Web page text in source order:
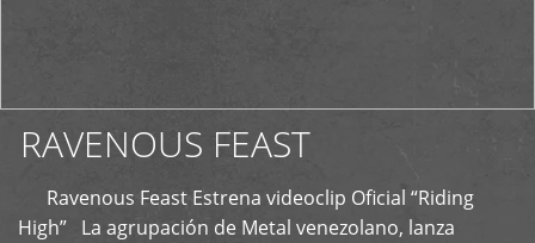
RAVENOUS FEAST
Ravenous Feast Estrena videoclip Oficial “Riding
High” La agrupación de Metal venezolano, lanza